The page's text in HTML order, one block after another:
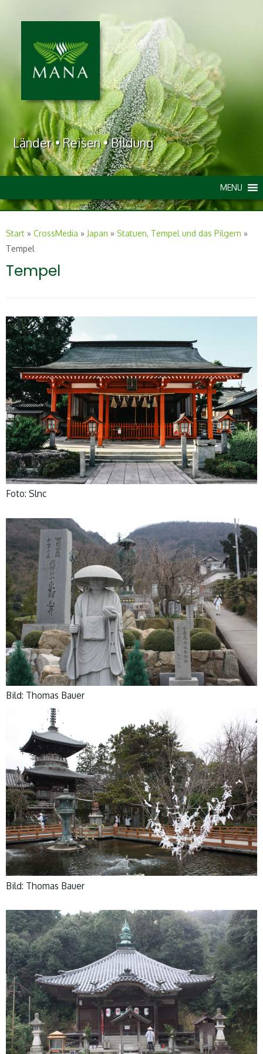
Länder • Reisen • Bildung
MENU
Start » CrossMedia » Japan » Statuen, Tempel und das Pilgern »
Tempel
Tempel
Foto: Slnc
Bild: Thomas Bauer
Bild: Thomas Bauer